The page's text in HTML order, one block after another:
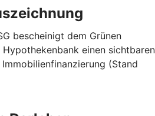
bescheinigt dem Grünen
einen sichtbaren
(Stand